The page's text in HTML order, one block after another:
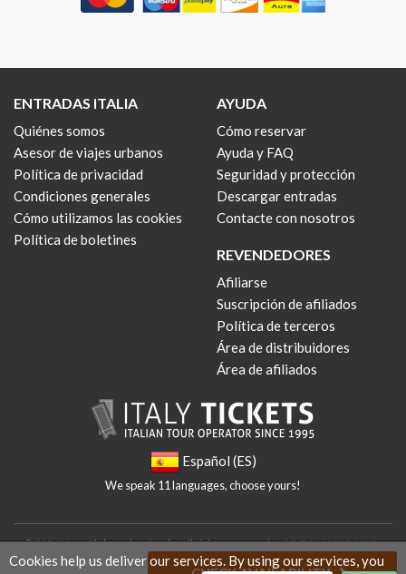
ENTRADAS ITALIA
Quiénes somos
Asesor de viajes urbanos
Política de privacidad
Condiciones generales
Cómo utilizamos las cookies
Política de boletines
AYUDA
Cómo reservar
Ayuda y FAQ
Seguridad y protección
Descargar entradas
Contacte con nosotros
REVENDEDORES
Afiliarse
Suscripción de afiliados
Política de terceros
Área de distribuidores
Área de afiliados
Cookies help us deliver our services. By using our services, you
Español (ES)
We speak 11 languages, choose yours!
© 2026 New Globus Viaggi s.r.l. - All rights reserved - VAT IT04690350485 -
Italian Chamber of Commerce n. 470865 - Cap. Soc. € 10.400 i.v.